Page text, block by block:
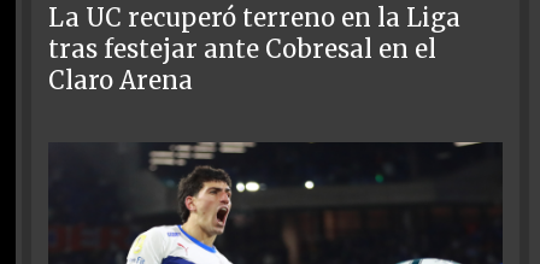
La UC recuperó terreno en la Liga
tras festejar ante Cobresal en el
Claro Arena